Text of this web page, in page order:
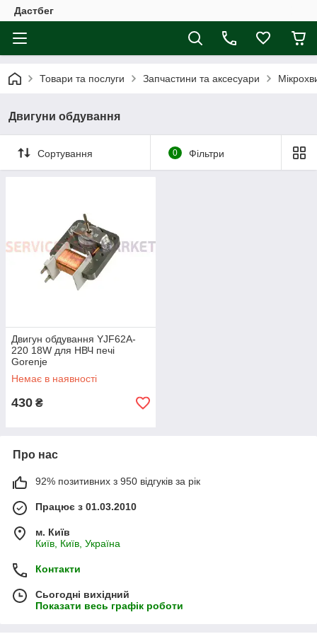
Дастбег
Товари та послуги Запчастини та аксесуари
Двигуни обдування
Сортування 0 Фільтри
Двигун обдування YJF62A-
220 18W для НВЧ печі
Gorenje
Немає в наявності
430 ₴
Про нас
92% позитивних з 950 відгуків за рік
Працює з 01.03.2010
м. Київ
Київ, Київ, Україна
Контакти
Сьогодні вихідний
Показати весь графік роботи